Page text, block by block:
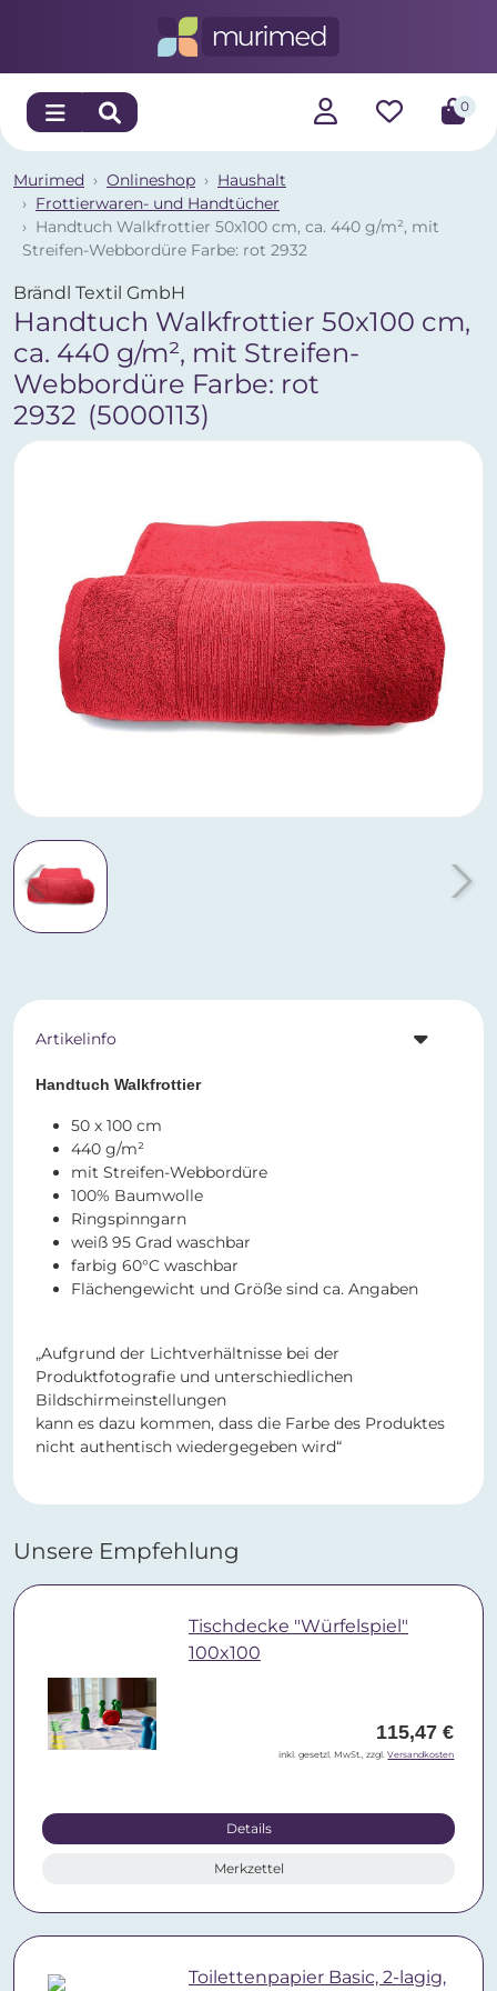
0
Murimed Onlineshop
Haushalt
Frottierwaren- und Handtücher
Handtuch Walkfrottier 50x100 cm, ca. 440 g/m², mit
Streifen-Webbordüre Farbe: rot 2932
Brändl Textil GmbH
Handtuch Walkfrottier 50x100 cm,
ca. 440 g/m², mit Streifen-
Webbordüre Farbe: rot
2932 (5000113)
Artikelinfo
Handtuch Walkfrottier
50 x 100 cm
440 g/m²
mit Streifen-Webbordüre
100% Baumwolle
Ringspinngarn
weiß 95 Grad waschbar
farbig 60°C waschbar
Flächengewicht und Größe sind ca. Angaben
„Aufgrund der Lichtverhältnisse bei der
Produktfotografie und unterschiedlichen
Bildschirmeinstellungen
kann es dazu kommen, dass die Farbe des Produktes
nicht authentisch wiedergegeben wird“
Unsere Empfehlung
Tischdecke "Würfelspiel"
100x100
115,47 €
inkl. gesetzl. MwSt., zzgl.Versandkosten
Details
Merkzettel
Toilettenpapier Basic, 2-lagig,